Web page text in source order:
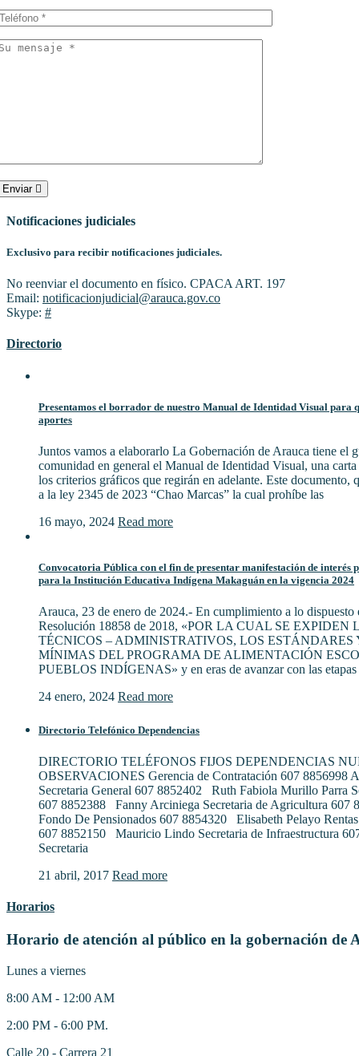
Enviar
Notificaciones judiciales
Exclusivo para recibir notificaciones judiciales.
No reenviar el documento en físico. CPACA ART. 197
Email: notificacionjudicial@arauca.gov.co
Skype: #
Directorio
Presentamos el borrador de nuestro Manual de Identidad Visual para
aportes
Juntos vamos a elaborarlo La Gobernación de Arauca tiene el
comunidad en general el Manual de Identidad Visual, una
los criterios gráficos que regirán en adelante. Este documento,
a la ley 2345 de 2023 “Chao Marcas” la cual prohíbe las
16 mayo, 2024 Read more
Convocatoria Pública con el fin de presentar manifestación de interés
para la Institución Educativa Indígena Makaguán en la vigencia 2024
Arauca, 23 de enero de 2024.- En cumplimiento a lo dispuesto
Resolución 18858 de 2018, «POR LA CUAL SE
TÉCNICOS – ADMINISTRATIVOS, LOS ESTÁNDARES
MÍNIMAS DEL PROGRAMA DE ALIMENTACIÓN
PUEBLOS INDÍGENAS» y en eras de avanzar con las etapas
24 enero, 2024 Read more
Directorio Telefónico Dependencias
DIRECTORIO TELÉFONOS FIJOS DEPENDENCIAS
OBSERVACIONES Gerencia de Contratación 607 8856998
Secretaria General 607 8852402 Ruth Fabiola Murillo Parra
607 8852388 Fanny Arciniega Secretaria de Agricultura 607
Fondo De Pensionados 607 8854320 Elisabeth Pelayo
607 8852150 Mauricio Lindo Secretaria de Infraestructura
Secretaria
21 abril, 2017 Read more
Horarios
Horario de atención al público en la gobernación de
Lunes a viernes
8:00 AM - 12:00 AM
2:00 PM - 6:00 PM.
Calle 20 - Carrera 21